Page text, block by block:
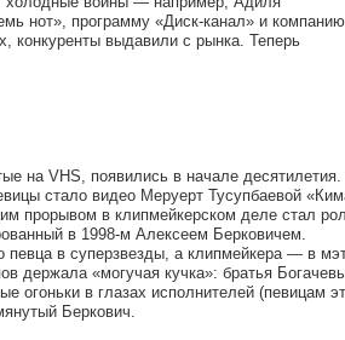
нот», программу «Диск-канал» и компанию
конкуренты выдавили с рынка. Теперь
на VHS, появились в начале десятилетия.
стало видео Меруерт Тусупбаевой
прорывом в клипмейкерском деле стал
в 1998-м Алексеем Берковичем.
певца в суперзвезды, а клипмейкера — в
держала «могучая кучка»: братья
огоньки в глазах исполнителей (певицам
Беркович.